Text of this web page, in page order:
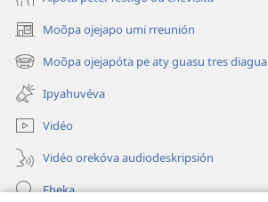
Moõpa ojejapo umi rreunión
(abre
una
nueva
ventana)
Moõpa ojejapóta pe aty guasu tres diagua
(abre
una
nueva
ventana)
Ipyahuvéva
Vidéo
Vidéo orekóva audiodeskripsión
Eheka